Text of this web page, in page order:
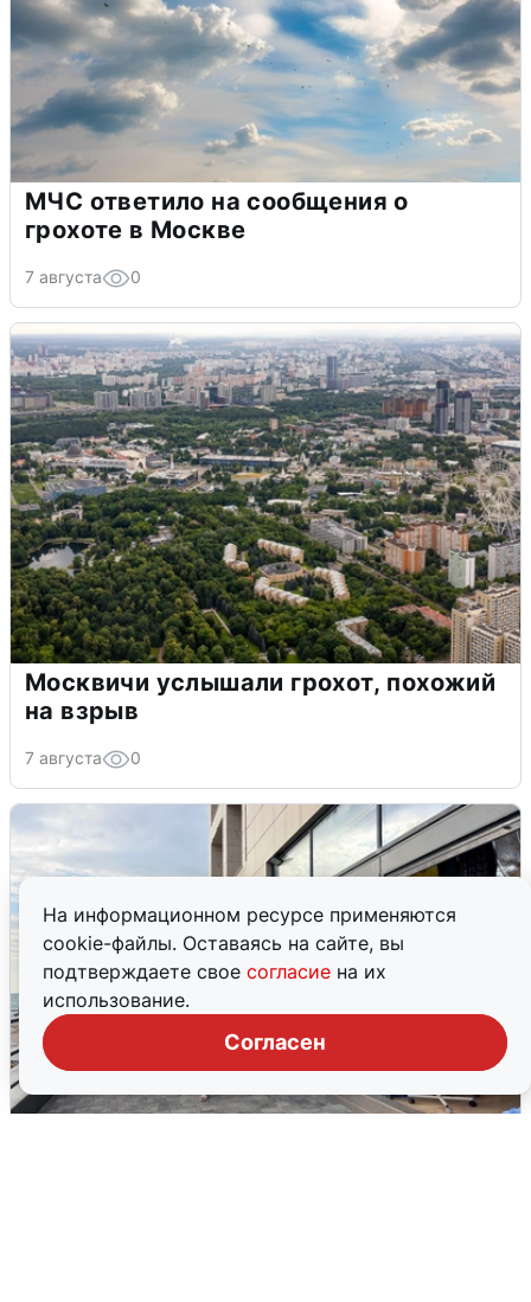
На информационном ресурсе применяются
cookie-файлы. Оставаясь на сайте, вы
подтверждаете свое согласие на их
использование.
Согласен
МЧС ответило на сообщения о
грохоте в Москве
7 августа 0
Москвичи услышали грохот, похожий
на взрыв
7 августа 0